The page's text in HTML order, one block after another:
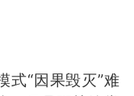
“因果毁灭”难